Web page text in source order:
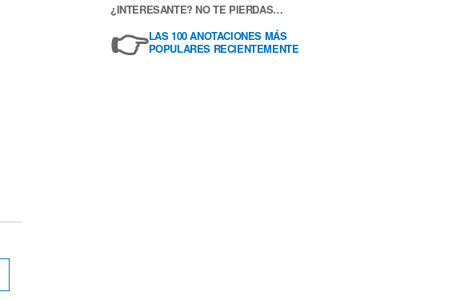
¿INTERESANTE? NO TE PIERDAS…
👉LAS 100 ANOTACIONES MÁS
POPULARES RECIENTEMENTE